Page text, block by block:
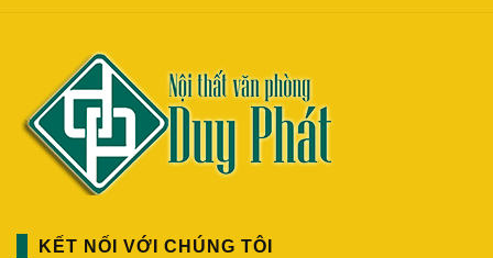
KẾT NỐI VỚI CHÚNG TÔI